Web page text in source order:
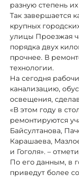
разную степень
Так завершается
крупных
улицы Проезжая
порядка двух
прочнее. В
технологии.
На сегодня
канализацию,
освещения,
«В этом году в
ремонтируются
Байсултанова,
Карашаева,
и Гоголя». –
По его данным, в
приведут более